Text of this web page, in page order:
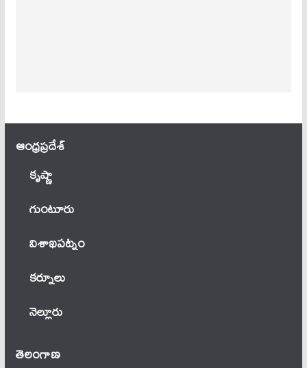
ఆంధ్ర‌ప్ర‌దేశ్
కృష్ణా
గుంటూరు
విశాఖపట్నం
కర్నూలు
నెల్లూరు
తెలంగాణ‌